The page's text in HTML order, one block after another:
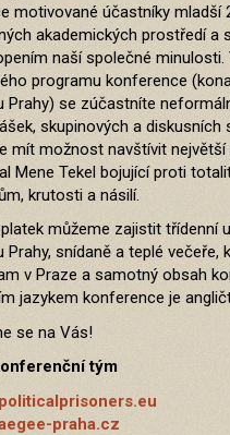
motivované účastníky mladší
akademických prostředí a s
naší společné minulosti.
programu konference
Prahy) se zúčastníte
skupinových a diskusních
mít možnost navštívit největší
Mene Tekel bojující proti
krutosti a násilí.
můžeme zajistit třídenní
Prahy, snídaně a teplé večeře,
v Praze a samotný obsah
jazykem konference je
se na Vás!
tým
praha.cz